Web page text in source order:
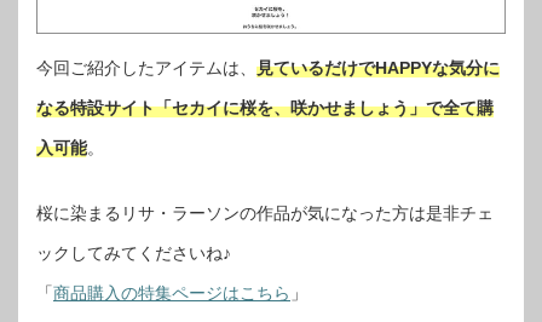
今回ご紹介したアイテムは、 見ているだけでHAPPYな気分に
なる特設サイト「セカイに桜を、咲かせましょう」で全て購
入可能。
桜に染まるリサ・ラーソンの作品が気になった方は是非チェ
ックしてみてくださいね♪
「商品購入の特集ページはこちら 」